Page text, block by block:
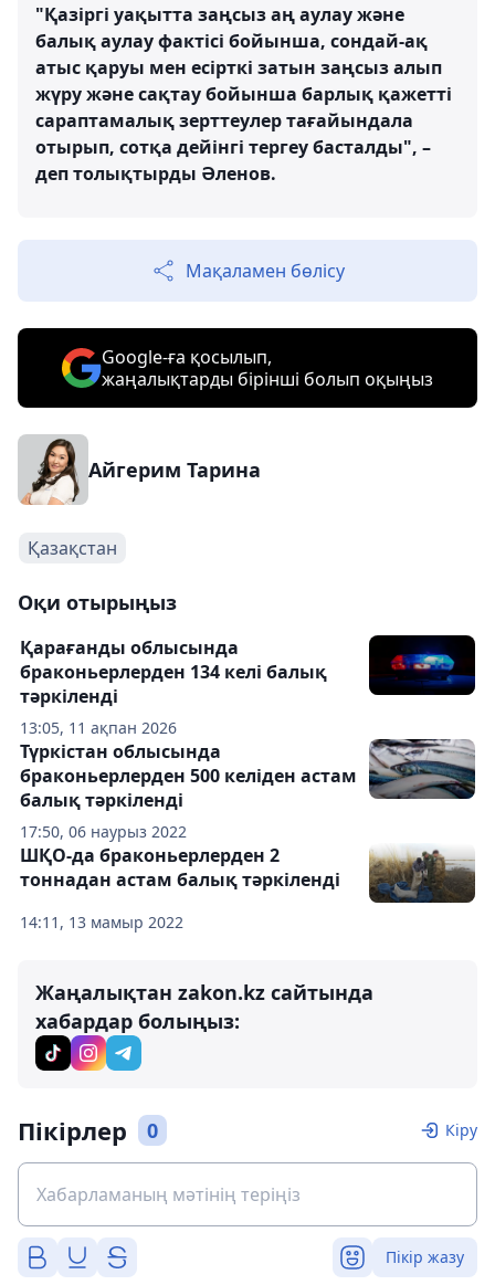
"Қазіргі уақытта заңсыз аң аулау және
балық аулау фактісі бойынша, сондай-ақ
атыс қаруы мен есірткі затын заңсыз алып
жүру және сақтау бойынша барлық қажетті
сараптамалық зерттеулер тағайындала
отырып, сотқа дейінгі тергеу басталды", –
деп толықтырды Әленов.
Мақаламен бөлісу
Google-ға қосылып,
жаңалықтарды бірінші болып оқыңыз
Айгерим Тарина
Қазақстан
Оқи отырыңыз
13:05, 11 ақпан 2026
Қарағанды облысында
браконьерлерден 134 келі балық
тәркіленді
17:50, 06 наурыз 2022
Түркістан облысында
браконьерлерден 500 келіден астам
балық тәркіленді
14:11, 13 мамыр 2022
ШҚО-да браконьерлерден 2
тоннадан астам балық тәркіленді
Жаңалықтан zakon.kz сайтында
хабардар болыңыз:
Пікірлер 0 Кіру
Пікір жазу